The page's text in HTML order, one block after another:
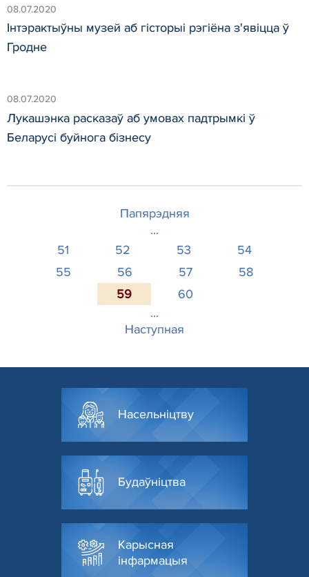
08.07.2020
Інтэрактыўны музей аб гісторыі рэгіёна з'явіцца ў
Гродне
08.07.2020
Лукашэнка расказаў аб умовах падтрымкі ў
Беларусі буйнога бізнесу
Папярэдняя
...
51
52 53
54
55
56 57
58
59
60
...
Наступная
Насельніцтву
Будаўніцтва
Карысная
інфармацыя